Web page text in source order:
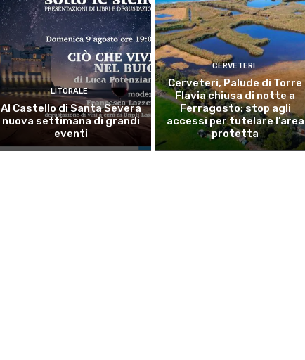
LITORALE
Al Castello di Santa Severa
nuova settimana di grandi
eventi
CERVETERI
Cerveteri, Palude di Torre
Flavia chiusa di notte a
Ferragosto: stop agli
accessi per tutelare l’area
protetta